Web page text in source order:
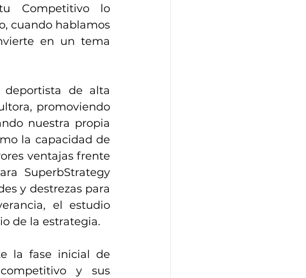
Competitivo lo
cuando hablamos
en un tema
de alta
promoviendo
nuestra propia
la capacidad de
ventajas frente
SuperbStrategy
y destrezas para
el estudio
de la estrategia.
la fase inicial de
y sus